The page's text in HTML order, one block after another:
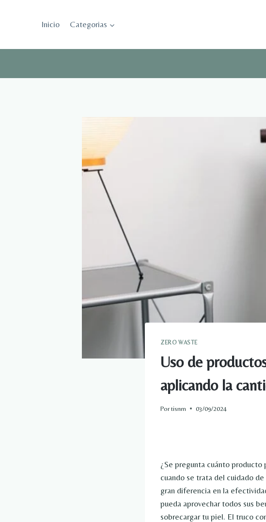
Inicio Categorias
ZERO WASTE
Uso de
aplicando la
Portisnm 03/09/2024
¿Se pregunta cuánto producto
cuando se trata del cuidado
gran diferencia en la
pueda aprovechar todos sus
sobrecargar tu piel. El truco